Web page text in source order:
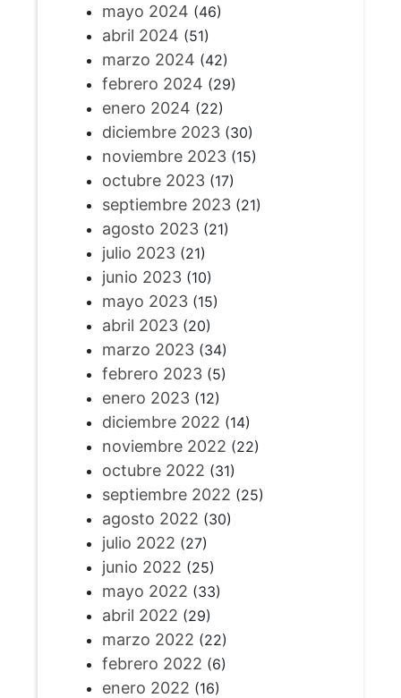
mayo 2024 (46)
abril 2024 (51)
marzo 2024 (42)
febrero 2024 (29)
enero 2024 (22)
diciembre 2023(30)
noviembre 2023(15)
octubre 2023(17)
septiembre 2023(21)
agosto 2023(21)
julio 2023(21)
junio 2023(10)
mayo 2023(15)
abril 2023(20)
marzo 2023(34)
febrero 2023(5)
enero 2023(12)
diciembre 2022 (14)
noviembre 2022 (22)
octubre 2022 (31)
septiembre 2022 (25)
agosto 2022 (30)
julio 2022 (27)
junio 2022 (25)
mayo 2022 (33)
abril 2022 (29)
marzo 2022 (22)
febrero 2022 (6)
enero 2022 (16)